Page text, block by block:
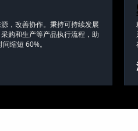
，改善协作。秉持可持续发展
购和生产等产品执行流程，助
缩短 60%。